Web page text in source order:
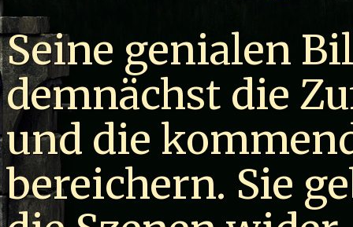
Seine genialen
demnächst die
und die
bereichern. Sie